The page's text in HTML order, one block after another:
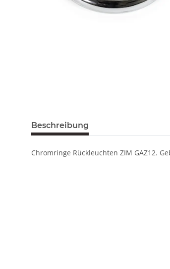
Beschreibung
Chromringe Rückleuchten ZIM GAZ12.